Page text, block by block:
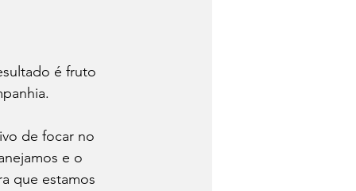
é fruto
de focar no
e o
que estamos